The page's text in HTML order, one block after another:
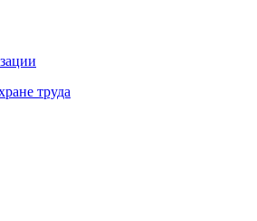
труда